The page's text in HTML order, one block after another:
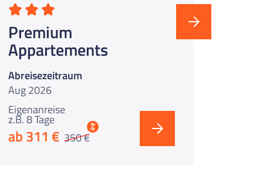
Premium
Appartements
Abreisezeitraum
Aug 2026
Eigenanreise
z.B. 8 Tage
ab 311 € 350 €
%